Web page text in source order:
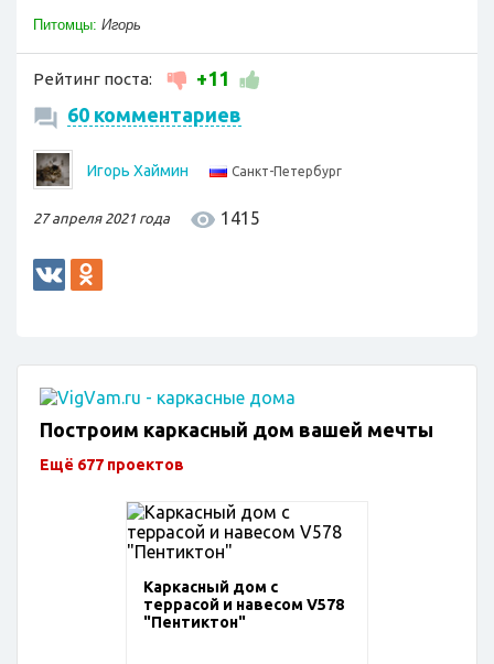
Питомцы: Игорь
Рейтинг поста:
+11
60 комментариев
Игорь Хаймин Санкт-Петербург
27 апреля 2021 года 1415
Построим каркасный дом вашей мечты
Ещё 677 проектов
Каркасный дом с
террасой и навесом V578
"Пентиктон"